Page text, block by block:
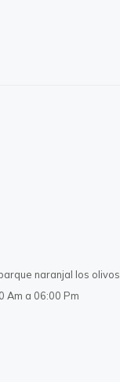
naranjal los olivos
Am a 06:00 Pm